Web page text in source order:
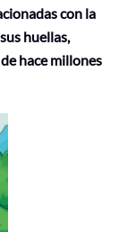
con la
huellas,
hace millones